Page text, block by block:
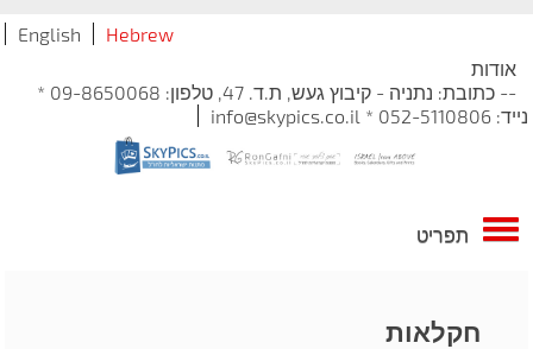
Hebrew
English
אודות
-- כתובת: נתניה - קיבוץ געש, ת.ד. 47, טלפון: 09-8650068 *
נייד: 052-5110806 * info@skypics.co.il
תפריט
חקלאות